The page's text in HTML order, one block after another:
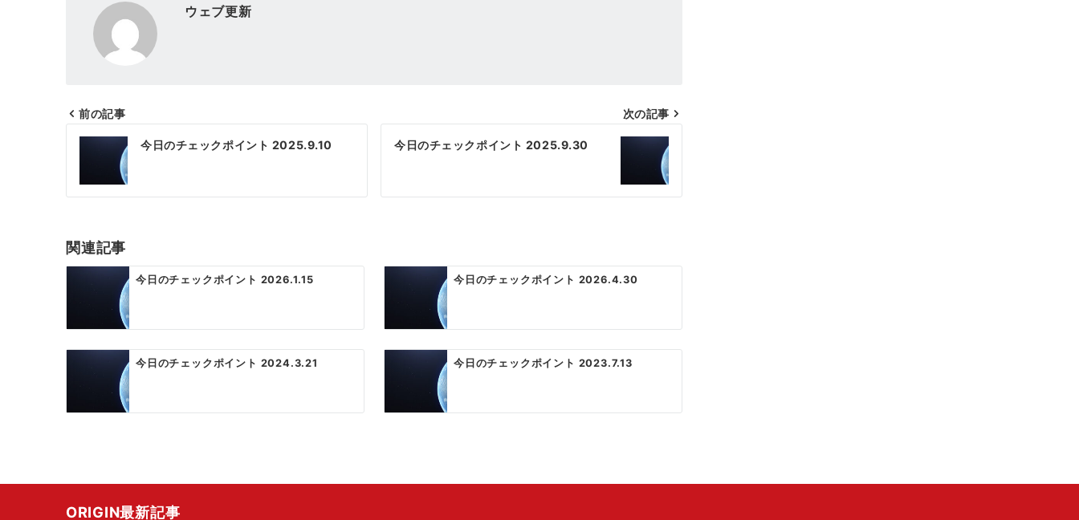
ウェブ更新
投
ナ
ゲ
ー
ョ
ン
前の記事
今日のチェックポイント 2025.9.10
次の記事
今日のチェックポイント 2025.9.30
関連記事
今日のチェックポイント 2026.1.15 今日のチェックポイント 2026.4.30
今日のチェックポイント 2024.3.21 今日のチェックポイント 2023.7.13
ORIGIN最新記事